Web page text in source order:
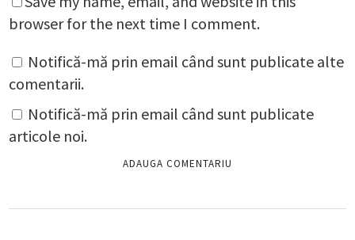
browser for the next time I comment.
Notifică-mă prin email când sunt publicate alte
comentarii.
Notifică-mă prin email când sunt publicate
articole noi.